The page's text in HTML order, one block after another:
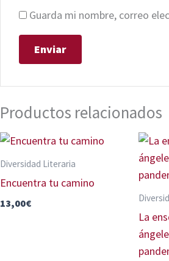
Guarda mi nombre, correo
Productos relacionados
Diversidad Literaria
Encuentra tu camino
13,00€
La